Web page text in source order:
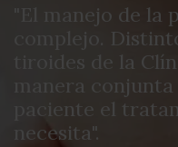
"El manejo de
complejo.
tiroides de la
manera
paciente el
necesita".